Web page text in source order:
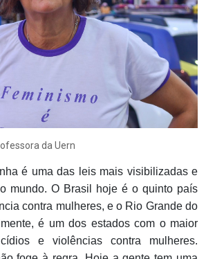
da Uern
é uma das leis mais visibilizadas e
mundo. O Brasil hoje é o quinto país
contra mulheres, e o Rio Grande do
é um dos estados com o maior
e violências contra mulheres.